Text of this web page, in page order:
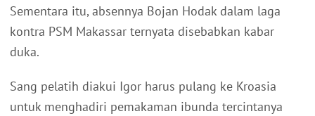
Sementara itu, absennya Bojan Hodak dalam laga
kontra PSM Makassar ternyata disebabkan kabar
duka.
Sang pelatih diakui Igor harus pulang ke Kroasia
untuk menghadiri pemakaman ibunda tercintanya